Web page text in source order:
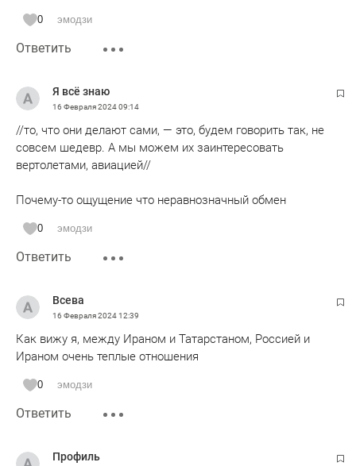
0 эмодзи
Ответить
Я всё знаю
16 Февраля 202409:14
//то, что они делают сами, — это, будем говорить так, не
совсем шедевр. А мы можем их заинтересовать
вертолетами, авиацией//
Почему-то ощущение что неравнозначный обмен
0 эмодзи
Ответить
Всева
16 Февраля 202412:39
Как вижу я, между Ираном и Татарстаном, Россией и
Ираном очень теплые отношения
0 эмодзи
Ответить
Профиль